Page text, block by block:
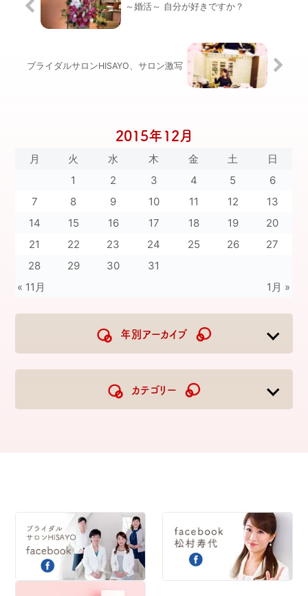
～婚活～ 自分が好きですか？
ブライダルサロンHISAYO、サロン激写
2015年12月
月 火 水 木 金 土 日
« 11月 1月 »
1 2 3 4 5
6
7
8 9 10 11 12
13
14
15 16 17 18 19
20
21
22 23 24 25 26
27
28
29 30 31
年別アーカイブ
2023
カテゴリー